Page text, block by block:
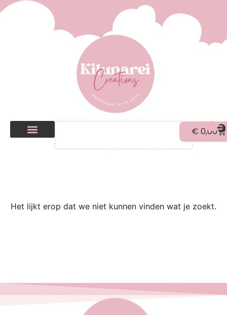
€ 0,00 0
Het lijkt erop dat we niet kunnen vinden wat je zoekt.